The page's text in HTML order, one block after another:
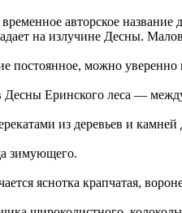
временное авторское название
на излучине Десны.
постоянное, можно
Десны Еринского леса —
из деревьев и
зимующего.
яснотка крапчатая,